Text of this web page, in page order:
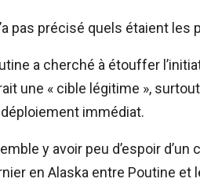
pas précisé quels étaient les
a cherché à étouffer
une « cible légitime »,
immédiat.
y avoir peu d’espoir
en Alaska entre Poutine et